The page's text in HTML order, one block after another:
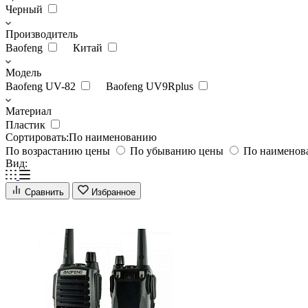
Черный
Производитель
Baofeng
Китай
Модель
Baofeng UV-82
Baofeng UV9Rplus
Материал
Пластик
Сортировать:По наименованию
По возрастанию цены
По убыванию цены
По
Вид:
Сравнить Избранное